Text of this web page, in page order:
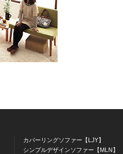
カバーリングソファー【LJY】
シンプルデザインソファー【MLN】